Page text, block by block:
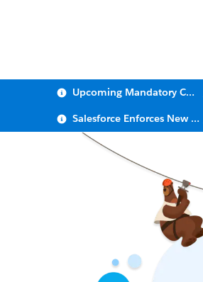
Upcoming Mandatory Changes to Public Key Infrastructure (PKI)
Salesforce Enforces New Security Requirements in Summer 2026